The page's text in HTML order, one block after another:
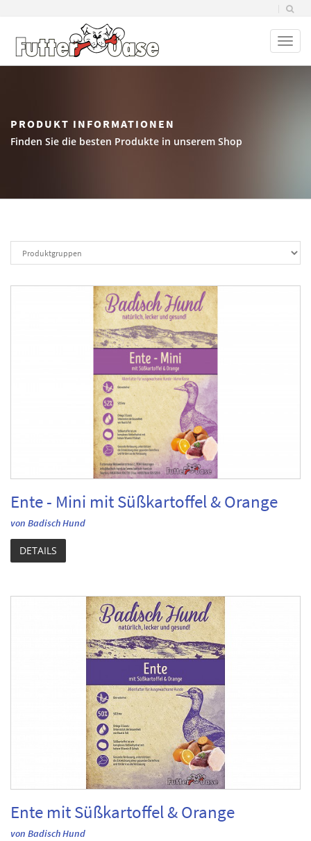
PRODUKT INFORMATIONEN
Finden Sie die besten Produkte in unserem Shop
Ente - Mini mit Süßkartoffel & Orange
von Badisch Hund
DETAILS
Ente mit Süßkartoffel & Orange
von Badisch Hund